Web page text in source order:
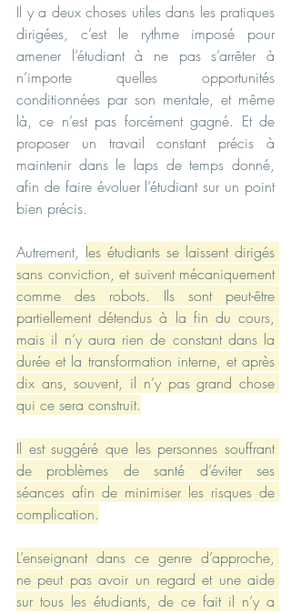
Il y a deux choses utiles dans les pratiques
dirigées, c’est le rythme imposé pour
amener l’étudiant à ne pas s’arrêter à
n’importe quelles opportunités
conditionnées par son mentale, et même
là, ce n’est pas forcément gagné. Et de
proposer un travail constant précis à
maintenir dans le laps de temps donné,
afin de faire évoluer l’étudiant sur un point
bien précis.
Autrement, les étudiants se laissent dirigés
sans conviction, et suivent mécaniquement
comme des robots. Ils sont peut-être
partiellement détendus à la fin du cours,
mais il n’y aura rien de constant dans la
durée et la transformation interne, et après
dix ans, souvent, il n’y pas grand chose
qui ce sera construit.
Il est suggéré que les personnes souffrant
de problèmes de santé d’éviter ses
séances afin de minimiser les risques de
complication.
L’enseignant dans ce genre d’approche,
ne peut pas avoir un regard et une aide
sur tous les étudiants, de ce fait il n’y a